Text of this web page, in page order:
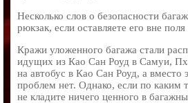
Несколько слов о безопасности
рюкзак, если оставляете его вне
Кражи уложенного багажа стали
идущих из Као Сан Роуд в Самуи,
на автобус в Као Сан Роуд, а вместо
проблем нет. Однако, если по каким
не кладите ничего ценного в